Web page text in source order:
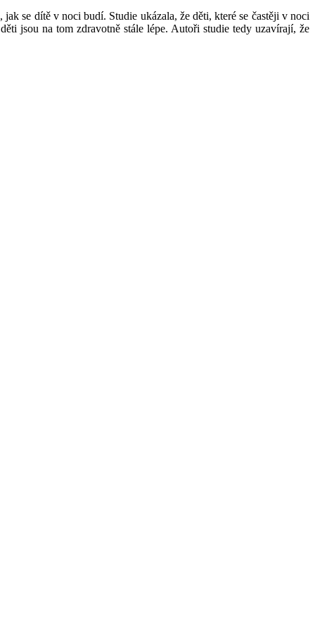
se dítě v noci budí. Studie ukázala, že děti, které se častěji v noci
jsou na tom zdravotně stále lépe. Autoři studie tedy uzavírají, že